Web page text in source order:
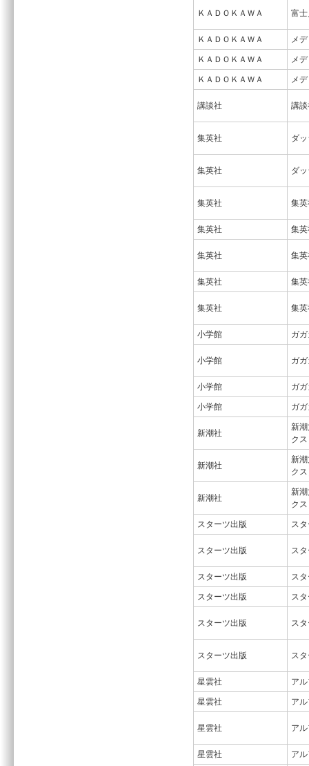
ＫＡＤＯＫＡＷＡ 富
ＫＡＤＯＫＡＷＡ メ
ＫＡＤＯＫＡＷＡ メ
ＫＡＤＯＫＡＷＡ メ
講談社 講
集英社 ダ
集英社 ダ
集英社 集
集英社 集
集英社 集
集英社 集
集英社 集
小学館 ガ
小学館 ガ
小学館 ガ
小学館 ガ
新潮社
新
ク
新潮社
新
ク
新潮社
新
ク
スターツ出版 ス
スターツ出版 ス
スターツ出版 ス
スターツ出版 ス
スターツ出版 ス
スターツ出版 ス
星雲社 ア
星雲社 ア
星雲社 ア
星雲社 ア